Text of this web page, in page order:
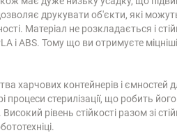
друкувати об'єкти, які
Матеріал не розкладається і
ABS. Тому що ви отримуєте міцніші
харчових контейнерів і ємностей
стерилізації, що робить
рівень стійкості разом зі